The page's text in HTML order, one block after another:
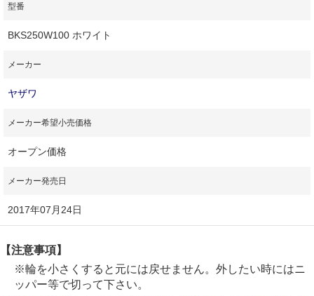
型番
BKS250W100 ホワイト
メーカー
ヤザワ
メーカー希望小売価格
オープン価格
メーカー発売日
2017年07月24日
【注意事項】
※輪を小さくすると元には戻せません。外したい時にはニ
ッパー等で切って下さい。